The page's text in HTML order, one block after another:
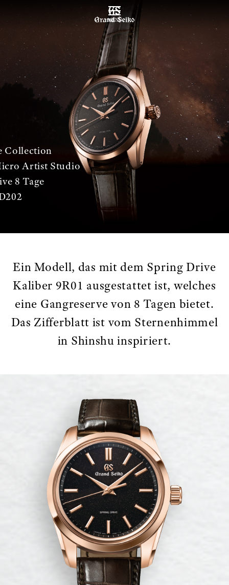
MENÜ
Collection
Artist Studio
8 Tage
Ein Modell, das mit dem Spring Drive
Kaliber 9R01 ausgestattet ist, welches
eine Gangreserve von 8 Tagen bietet.
Das Zifferblatt ist vom Sternenhimmel
in Shinshu inspiriert.